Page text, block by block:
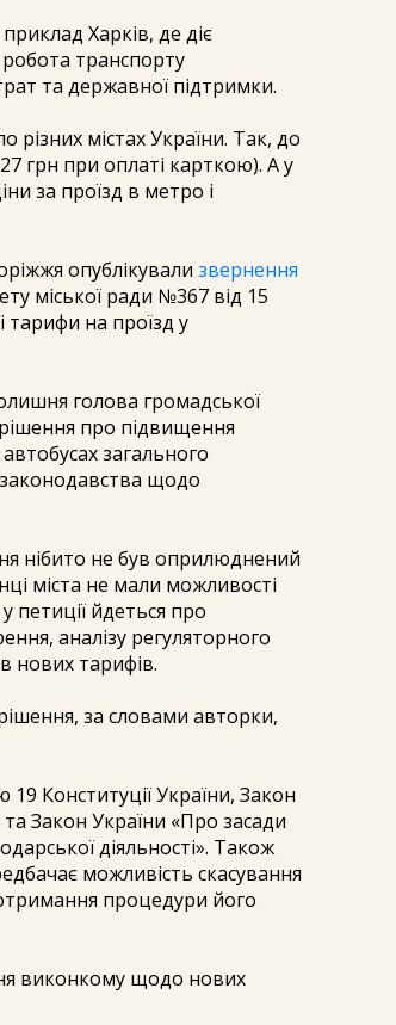
Харків, де діє
транспорту
та державної підтримки.
містах України. Так, до
грн при оплаті карткою). А у
за проїзд в метро і
опублікували звернення
міської ради №367 від 15
тарифи на проїзд у
голова громадської
про підвищення
загального
щодо
нібито не був оприлюднений
міста не мали можливості
петиції йдеться про
аналізу регуляторного
нових тарифів.
за словами авторки,
19 Конституції України, Закон
та Закон України «Про засади
діяльності». Також
можливість скасування
процедури його
виконкому щодо нових